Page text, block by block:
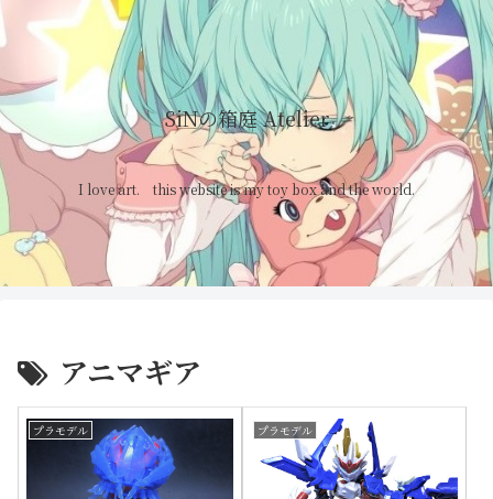
SiNの箱庭 Atelier
I love art. this website is my toy box and the world.
アニマギア
プラモデル プラモデル